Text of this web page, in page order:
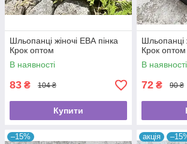
Шльопанці жіночі ЕВА пінка
Крок оптом
В наявності
83 ₴ 104 ₴
Купити
Шльопанці
Крок оптом
В наявності
72 ₴ 90 ₴
–15% акція